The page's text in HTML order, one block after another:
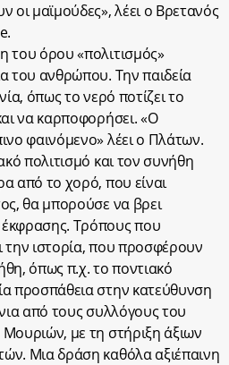
οι μαϊμούδες», λέει ο Βρετανός
του όρου «πολιτισμός»
του ανθρώπου. Την παιδεία
όπως το νερό ποτίζει το
να καρποφορήσει. «Ο
φαινόμενο» λέει ο Πλάτων.
πολιτισμό και τον συνήθη
από το χορό, που είναι
θα μπορούσε να βρει
Τρόπους που
την ιστορία, που προσφέρουν
όπως π.χ. το ποντιακό
προσπάθεια στην κατεύθυνση
από τους συλλόγους του
με τη στήριξη άξιων
Μια δράση καθόλα αξιέπαινη